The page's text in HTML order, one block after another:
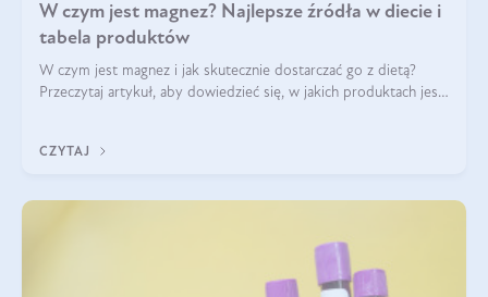
W czym jest magnez? Najlepsze źródła w diecie i
tabela produktów
W czym jest magnez i jak skutecznie dostarczać go z dietą?
Przeczytaj artykuł, aby dowiedzieć się, w jakich produktach jest
CZYTAJ